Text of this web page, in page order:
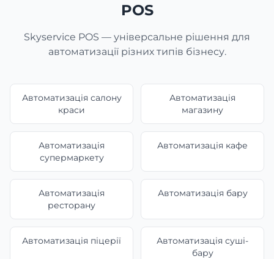
POS
Skyservice POS — універсальне рішення для
автоматизації різних типів бізнесу.
Автоматизація салону
краси
Автоматизація
магазину
Автоматизація
супермаркету
Автоматизація кафе
Автоматизація
ресторану
Автоматизація бару
Автоматизація піцерії
Автоматизація суші-
бару